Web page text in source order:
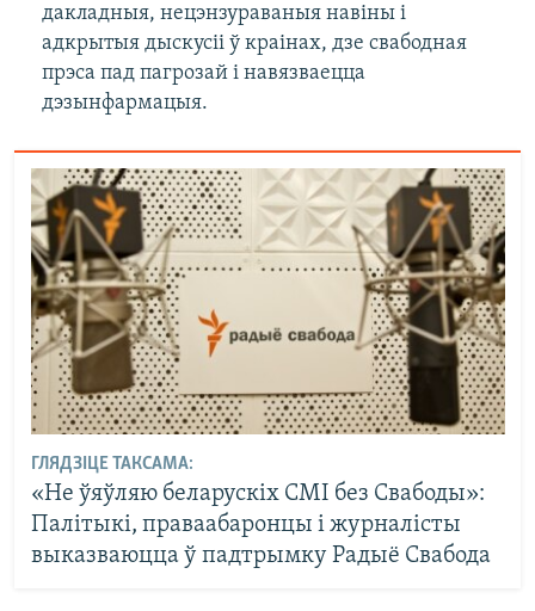
дакладныя, нецэнзураваныя навіны і
адкрытыя дыскусіі ў краінах, дзе свабодная
прэса пад пагрозай і навязваецца
дэзынфармацыя.
ГЛЯДЗІЦЕ ТАКСАМА:
«Не ўяўляю беларускіх СМІ без Свабоды»:
Палітыкі, праваабаронцы і журналісты
выказваюцца ў падтрымку Радыё Свабода